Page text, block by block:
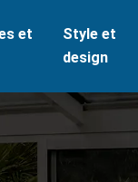
et
Style et
design